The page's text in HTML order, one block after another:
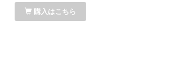
購入はこちら